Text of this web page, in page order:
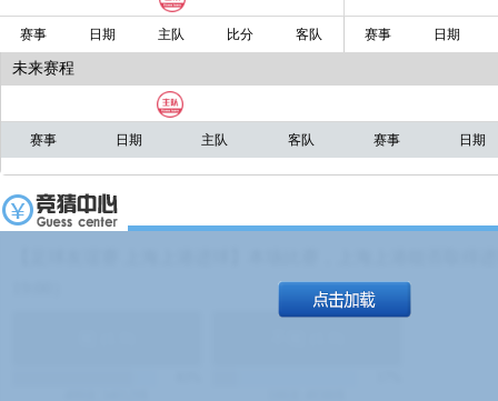
赛事 日期 主队 比分 客队 赛事 日期
未来赛程
赛事 日期 主队 客队 赛事 日期